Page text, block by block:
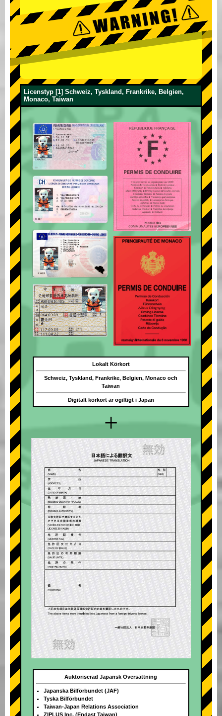
Licenstyp [1] Schweiz, Tyskland, Frankrike, Belgien,
Monaco, Taiwan
+
Lokalt Körkort
Schweiz, Tyskland, Frankrike, Belgien, Monaco och
Taiwan
Digitalt körkort är ogiltigt i Japan
Auktoriserad Japansk Översättning
Japanska Bilförbundet (JAF)
Tyska Bilförbundet
Taiwan-Japan Relations Association
ZIPLUS Inc. (Endast Taiwan)